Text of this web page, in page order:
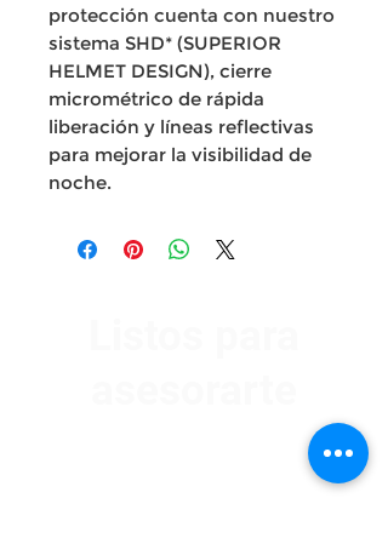
protección cuenta con nuestro
sistema SHD* (SUPERIOR
HELMET DESIGN), cierre
micrométrico de rápida
liberación y líneas reflectivas
para mejorar la visibilidad de
noche.